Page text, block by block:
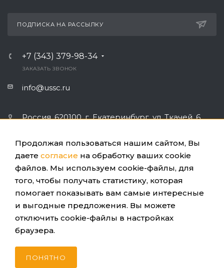
ПОДПИСКА НА РАССЫЛКУ
+7 (343) 379-98-34
ЗАКАЗАТЬ ЗВОНОК
info@ussc.ru
Россия, 620100, г. Екатеринбург, ул. Ткачей, 6
ПОЛИТИКА КОНФИДЕНЦИАЛЬНОСТИ
© 2026 ООО «УЦСБ». Все права защищены.
Продолжая пользоваться нашим сайтом, Вы
даете согласие на обработку ваших cookie
файлов. Мы используем cookie-файлы, для
того, чтобы получать статистику, которая
помогает показывать вам самые интересные
и выгодные предложения. Вы можете
отключить cookie-файлы в настройках
браузера.
ПОНЯТНО